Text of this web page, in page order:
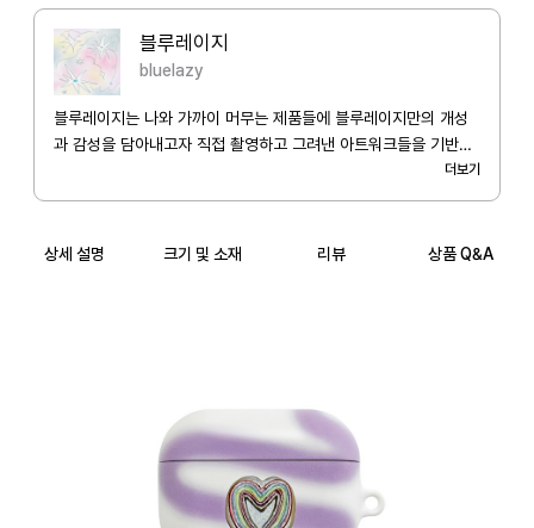
블루레이지
bluelazy
블루레이지는 나와 가까이 머무는 제품들에 블루레이지만의 개성
과 감성을 담아내고자 직접 촬영하고 그려낸 아트워크들을 기반으
더보기
상세 설명 크기 및 소재 리뷰 상품 Q&A